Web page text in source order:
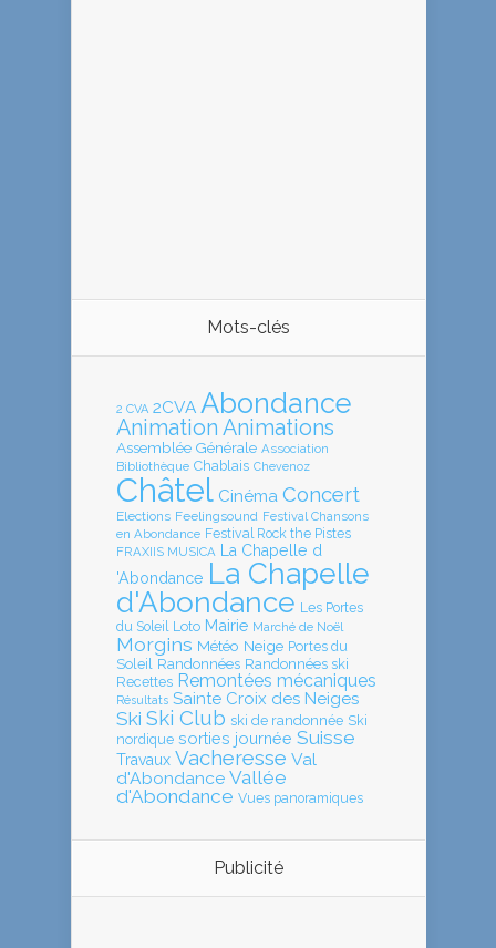
Mots-clés
2 CVA 2CVA Abondance
Animation Animations
Assemblée Générale Association
Bibliothèque Chablais Chevenoz
Châtel Cinéma Concert
Elections Feelingsound Festival Chansons
en Abondance Festival Rock the Pistes
FRAXIIS MUSICA La Chapelle d
'Abondance La Chapelle
d'Abondance Les Portes
du Soleil Loto Mairie Marché de Noël
Morgins Météo Neige Portes du
Soleil Randonnées Randonnées ski
Recettes Remontées mécaniques
Résultats Sainte Croix des Neiges
Ski Ski Club ski de randonnée Ski
nordique sorties journée Suisse
Travaux Vacheresse Val
d'Abondance Vallée
d'Abondance Vues panoramiques
Publicité